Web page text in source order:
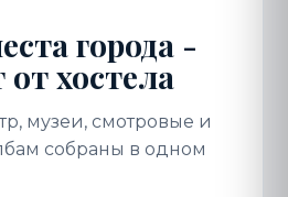
города -
хостела
музеи, смотровые и
собраны в одном